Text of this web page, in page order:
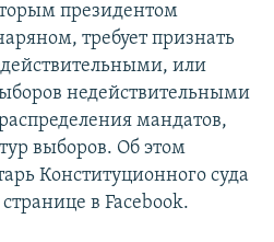
президентом
требует признать
или
недействительными
мандатов,
выборов. Об этом
Конституционного суда
в Facebook.